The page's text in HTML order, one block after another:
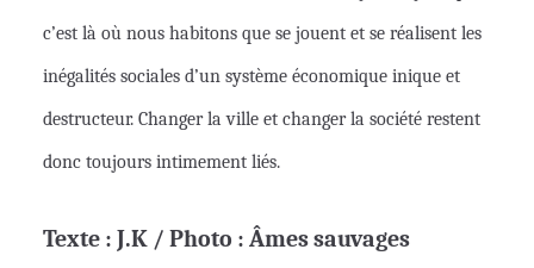
c’est là où nous habitons que se jouent et se réalisent les
inégalités sociales d’un système économique inique et
destructeur. Changer la ville et changer la société restent
donc toujours intimement liés.
Texte : J.K / Photo : Âmes sauvages